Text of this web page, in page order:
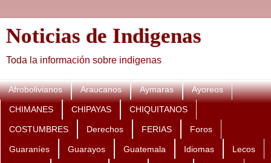
Noticias de Indigenas
Toda la información sobre indigenas
Afrobolivianos Araucanos Aymaras Ayoreos
CHIMANES CHIPAYAS CHIQUITANOS
COSTUMBRES Derechos FERIAS Foros
Guaraníes Guarayos Guatemala Idiomas Lecos